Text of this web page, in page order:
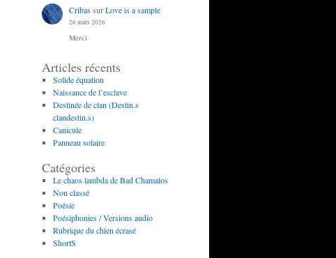
CribassurLove is a sample
26 mars 2026
Merci
Articles récents
Solide équation
Naissance de l’esclave
Destinée de clan (Destin.s
clandestin.s)
Canicule
Panneau solaire
Catégories
Le chaos lambda de Bad Chamalos
Non classé
Poésie
Poésiphonies / Versions audio
Rubrique du chien écrasé
ShortS